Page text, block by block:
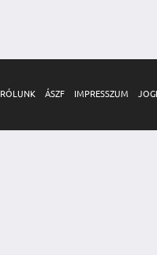
RÓLUNK ÁSZF IMPRESSZUM